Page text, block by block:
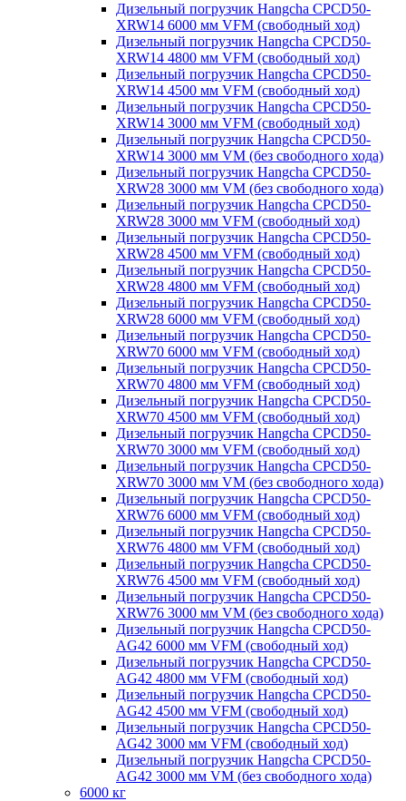
Дизельный погрузчик Hangcha CPCD50-
XRW14 6000 мм VFM (свободный ход)
Дизельный погрузчик Hangcha CPCD50-
XRW14 4800 мм VFM (свободный ход)
Дизельный погрузчик Hangcha CPCD50-
XRW14 4500 мм VFM (свободный ход)
Дизельный погрузчик Hangcha CPCD50-
XRW14 3000 мм VFM (свободный ход)
Дизельный погрузчик Hangcha CPCD50-
XRW14 3000 мм VM (без свободного хода)
Дизельный погрузчик Hangcha CPCD50-
XRW28 3000 мм VM (без свободного хода)
Дизельный погрузчик Hangcha CPCD50-
XRW28 3000 мм VFM (свободный ход)
Дизельный погрузчик Hangcha CPCD50-
XRW28 4500 мм VFM (свободный ход)
Дизельный погрузчик Hangcha CPCD50-
XRW28 4800 мм VFM (свободный ход)
Дизельный погрузчик Hangcha CPCD50-
XRW28 6000 мм VFM (свободный ход)
Дизельный погрузчик Hangcha CPCD50-
XRW70 6000 мм VFM (свободный ход)
Дизельный погрузчик Hangcha CPCD50-
XRW70 4800 мм VFM (свободный ход)
Дизельный погрузчик Hangcha CPCD50-
XRW70 4500 мм VFM (свободный ход)
Дизельный погрузчик Hangcha CPCD50-
XRW70 3000 мм VFM (свободный ход)
Дизельный погрузчик Hangcha CPCD50-
XRW70 3000 мм VM (без свободного хода)
Дизельный погрузчик Hangcha CPCD50-
XRW76 6000 мм VFM (свободный ход)
Дизельный погрузчик Hangcha CPCD50-
XRW76 4800 мм VFM (свободный ход)
Дизельный погрузчик Hangcha CPCD50-
XRW76 4500 мм VFM (свободный ход)
Дизельный погрузчик Hangcha CPCD50-
XRW76 3000 мм VM (без свободного хода)
Дизельный погрузчик Hangcha CPCD50-
AG42 6000 мм VFM (свободный ход)
Дизельный погрузчик Hangcha CPCD50-
AG42 4800 мм VFM (свободный ход)
Дизельный погрузчик Hangcha CPCD50-
AG42 4500 мм VFM (свободный ход)
Дизельный погрузчик Hangcha CPCD50-
AG42 3000 мм VFM (свободный ход)
Дизельный погрузчик Hangcha CPCD50-
AG42 3000 мм VM (без свободного хода)
6000 кг